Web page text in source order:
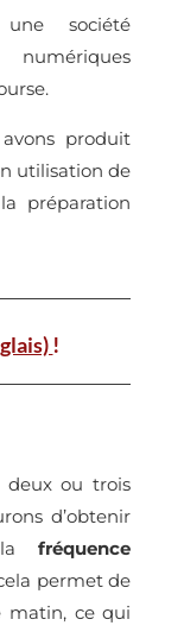
société
produit
utilisation de
préparation
!
deux ou trois
d’obtenir
lafréquence
permet de
matin, ce qui